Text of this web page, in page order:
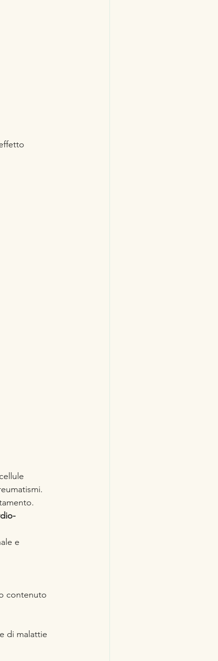
e
contenuto
di malattie